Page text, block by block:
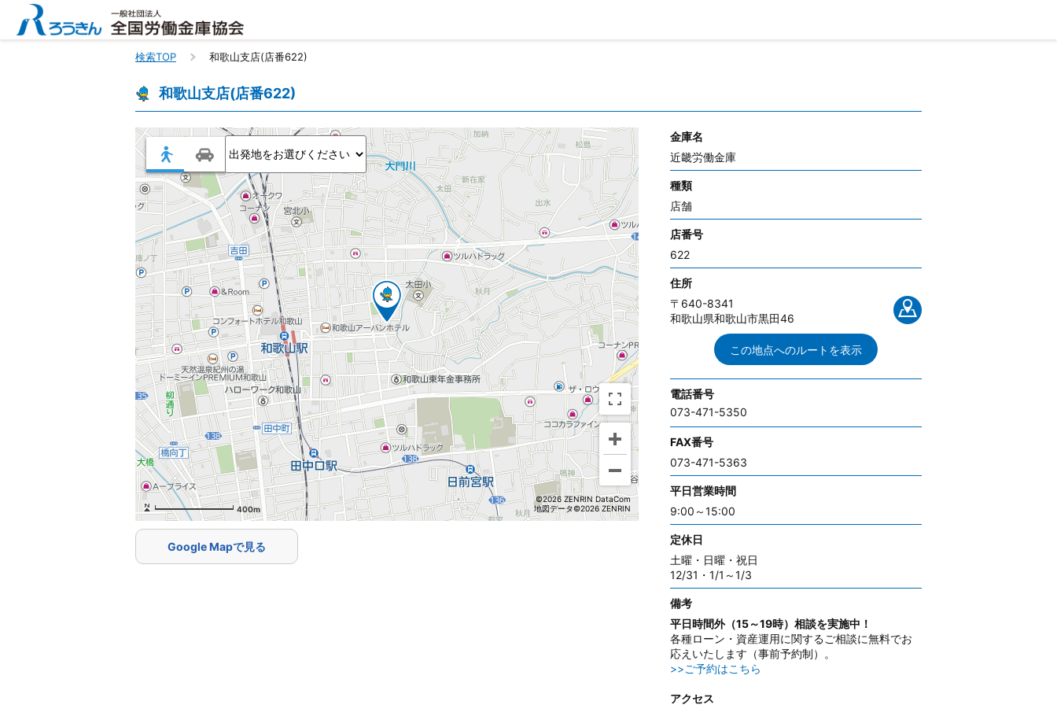
検索TOP 和歌山支店(店番622)
和歌山支店(店番622)
400m
©2026 ZENRIN DataCom
地図データ©2026 ZENRIN
Google Mapで見る
金庫名
近畿労働金庫
種類
店舗
店番号
622
住所
〒640-8341
和歌山県和歌山市黒田46
この地点へのルートを表示
電話番号
073-471-5350
FAX番号
073-471-5363
平日営業時間
9:00～15:00
定休日
土曜・日曜・祝日
12/31・1/1～1/3
備考
平日時間外（15～19時）相談を実施中！
各種ローン・資産運用に関するご相談に無料でお
応えいたします（事前予約制）。
>>ご予約はこちら
アクセス